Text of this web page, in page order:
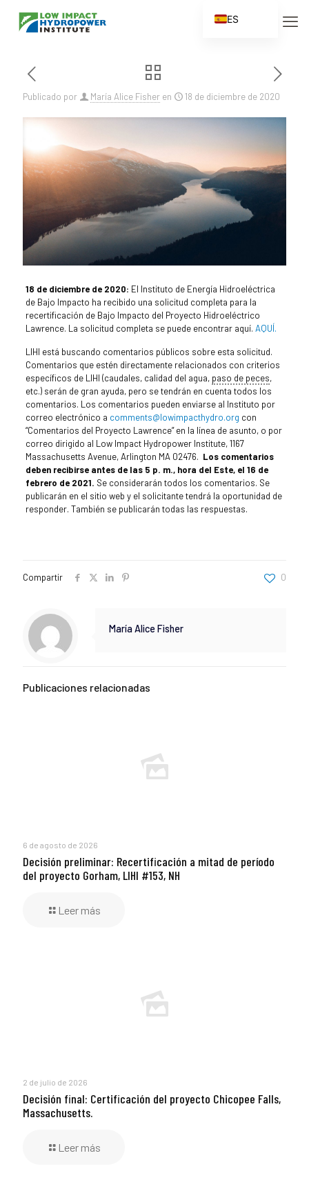
Publicado por María Alice Fisher en 18 de diciembre de 2020
18 de diciembre de 2020: El Instituto de Energía Hidroeléctrica
de Bajo Impacto ha recibido una solicitud completa para la
recertificación de Bajo Impacto del Proyecto Hidroeléctrico
Lawrence. La solicitud completa se puede encontrar aquí. AQUÍ.
LIHI está buscando comentarios públicos sobre esta solicitud.
Comentarios que estén directamente relacionados con criterios
específicos de LIHI (caudales, calidad del agua, paso de peces,
etc.) serán de gran ayuda, pero se tendrán en cuenta todos los
comentarios. Los comentarios pueden enviarse al Instituto por
correo electrónico a comments@lowimpacthydro.org con
“Comentarios del Proyecto Lawrence” en la línea de asunto, o por
correo dirigido al Low Impact Hydropower Institute, 1167
Massachusetts Avenue, Arlington MA 02476. Los comentarios
deben recibirse antes de las 5 p. m., hora del Este, el 16 de
febrero de 2021. Se considerarán todos los comentarios. Se
publicarán en el sitio web y el solicitante tendrá la oportunidad de
responder. También se publicarán todas las respuestas.
Compartir 0
María Alice Fisher
Publicaciones relacionadas
6 de agosto de 2026
Decisión preliminar: Recertificación a mitad de período
del proyecto Gorham, LIHI #153, NH
Leer más
2 de julio de 2026
Decisión final: Certificación del proyecto Chicopee Falls,
Massachusetts.
Leer más
ES